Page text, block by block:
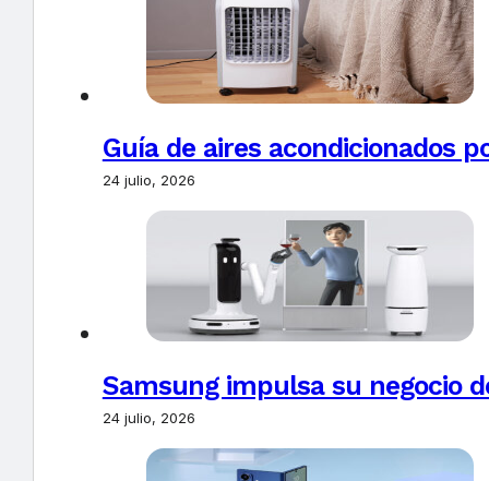
Guía de aires acondicionados
24 julio, 2026
Samsung impulsa su negocio
24 julio, 2026